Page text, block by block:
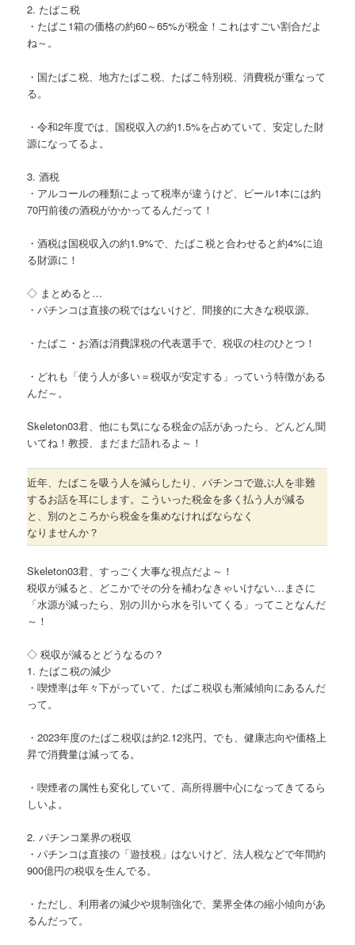
2. たばこ税
・たばこ1箱の価格の約60～65%が税金！これはすごい割合だよ
ね～。
・国たばこ税、地方たばこ税、たばこ特別税、消費税が重なって
る。
・令和2年度では、国税収入の約1.5%を占めていて、安定した財
源になってるよ。
3. 酒税
・アルコールの種類によって税率が違うけど、ビール1本には約
70円前後の酒税がかかってるんだって！
・酒税は国税収入の約1.9%で、たばこ税と合わせると約4%に迫
る財源に！
◇ まとめると…
・パチンコは直接の税ではないけど、間接的に大きな税収源。
・たばこ・お酒は消費課税の代表選手で、税収の柱のひとつ！
・どれも「使う人が多い＝税収が安定する」っていう特徴がある
んだ～。
Skeleton03君、他にも気になる税金の話があったら、どんどん聞
いてね！教授、まだまだ語れるよ～！
近年、たばこを吸う人を減らしたり、パチンコで遊ぶ人を非難
するお話を耳にします。こういった税金を多く払う人が減る
と、別のところから税金を集めなければならなく
なりませんか？
Skeleton03君、すっごく大事な視点だよ～！
税収が減ると、どこかでその分を補わなきゃいけない…まさに
「水源が減ったら、別の川から水を引いてくる」ってことなんだ
～！
◇ 税収が減るとどうなるの？
1. たばこ税の減少
・喫煙率は年々下がっていて、たばこ税収も漸減傾向にあるんだ
って。
・2023年度のたばこ税収は約2.12兆円。でも、健康志向や価格上
昇で消費量は減ってる。
・喫煙者の属性も変化していて、高所得層中心になってきてるら
しいよ。
2. パチンコ業界の税収
・パチンコは直接の「遊技税」はないけど、法人税などで年間約
900億円の税収を生んでる。
・ただし、利用者の減少や規制強化で、業界全体の縮小傾向があ
るんだって。